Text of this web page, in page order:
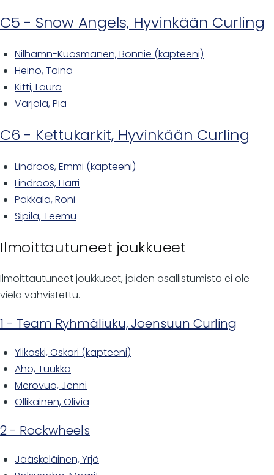
C5 - Snow Angels, Hyvinkään Curling
Nilhamn-Kuosmanen, Bonnie (kapteeni)
Heino, Taina
Kitti, Laura
Varjola, Pia
C6 - Kettukarkit, Hyvinkään Curling
Lindroos, Emmi (kapteeni)
Lindroos, Harri
Pakkala, Roni
Sipilä, Teemu
Ilmoittautuneet joukkueet
Ilmoittautuneet joukkueet, joiden osallistumista ei ole
vielä vahvistettu.
1 - Team Ryhmäliuku, Joensuun Curling
Ylikoski, Oskari (kapteeni)
Aho, Tuukka
Merovuo, Jenni
Ollikainen, Olivia
2 - Rockwheels
Jääskeläinen, Yrjö